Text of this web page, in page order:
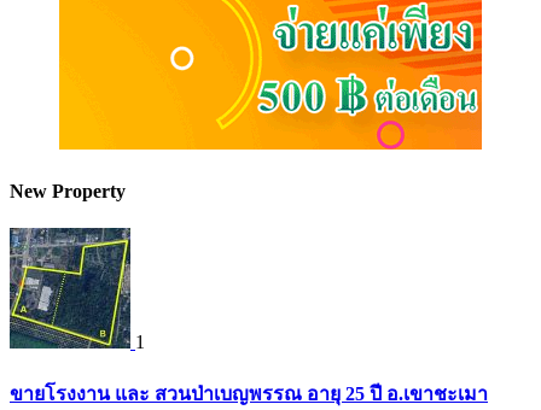
New Property
1
ขายโรงงาน และ สวนป่าเบญพรรณ อายุ 25 ปี อ.เขาชะเมา